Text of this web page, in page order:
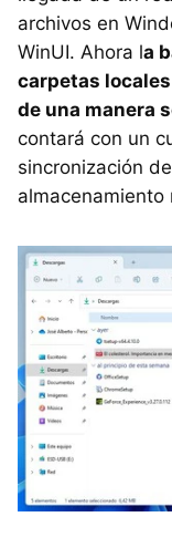
archivos en
WinUI. Ahora la
carpetas
de una manera
contará con un
sincronización